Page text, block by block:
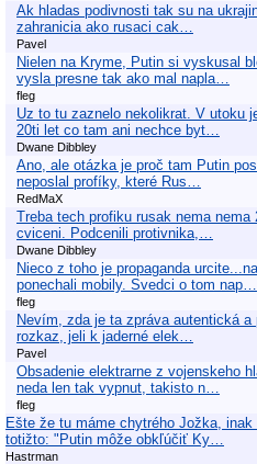
Ak hladas podivnosti tak su na
zahranicia ako rusaci cak…
Pavel
Nielen na Kryme, Putin si vyskusal
vysla presne tak ako mal napla…
fleg
Uz to tu zaznelo nekolikrat. V utoku
20ti let co tam ani nechce byt…
Dwane Dibbley
Ano, ale otázka je proč tam Putin
neposlal profíky, které Rus…
RedMaX
Treba tech profiku rusak nema
cviceni. Podcenili protivnika,…
Dwane Dibbley
Nieco z toho je propaganda
ponechali mobily. Svedci o tom nap…
fleg
Nevím, zda je ta zpráva autentická
rozkaz, jeli k jaderné elek…
Pavel
Obsadenie elektrarne z vojenskeho
neda len tak vypnut, takisto n…
fleg
Ešte že tu máme chytrého Jožka,
totižto: "Putin môže obkľúčiť Ky…
Hastrman